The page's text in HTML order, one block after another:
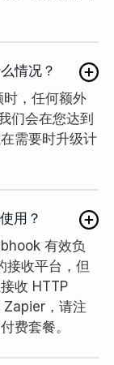
情况？
，任何额外
们会在您达到
需要时升级计
用？
有效负
接收平台，但
收 HTTP
Zapier，请注
费套餐。